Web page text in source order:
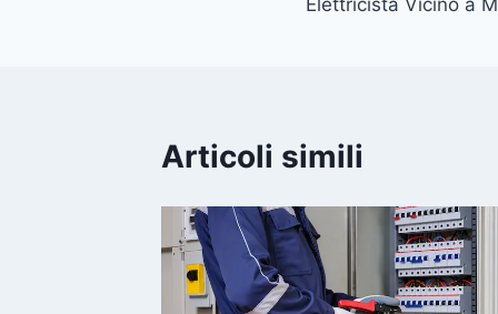
Articoli simili